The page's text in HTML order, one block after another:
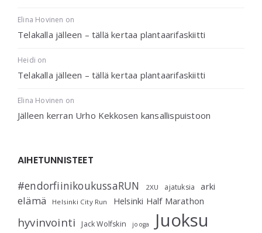
Elina Hovinen on
Telakalla jälleen – tällä kertaa plantaarifaskiitti
Heidi on
Telakalla jälleen – tällä kertaa plantaarifaskiitti
Elina Hovinen on
Jälleen kerran Urho Kekkosen kansallispuistoon
AIHETUNNISTEET
#endorfiinikoukussaRUN 2XU ajatuksia arki
elämä Helsinki City Run Helsinki Half Marathon
hyvinvointi Jack Wolfskin jooga Juoksu